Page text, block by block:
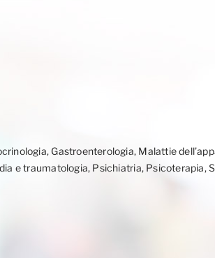
Gastroenterologia, Malattie
e traumatologia, Psichiatria, Psicoterapia,